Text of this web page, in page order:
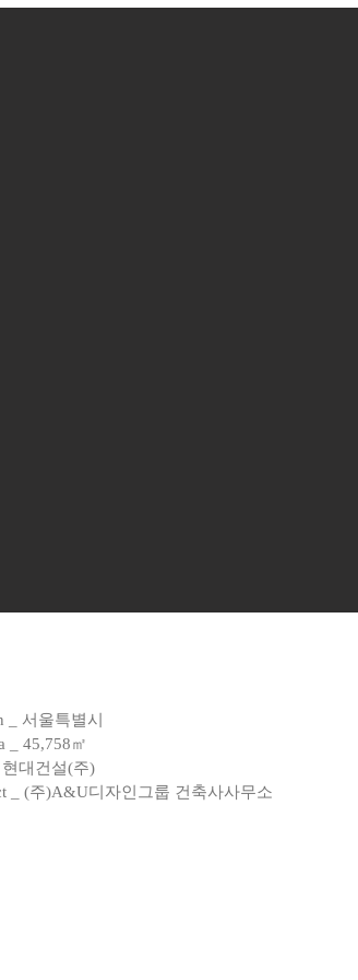
_ 서울특별시
_ 45,758㎡
대건설(주)
_ (주)A&U디자인그룹 건축사사무소